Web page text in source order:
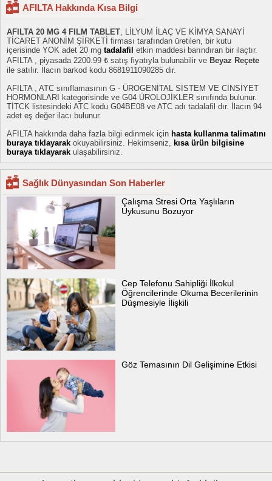
AFILTA Hakkında Kısa Bilgi
AFILTA 20 MG 4 FILM TABLET, LİLYUM İLAÇ VE KİMYA SANAYİ
TİCARET ANONİM ŞİRKETİ firması tarafından üretilen, bir kutu
içerisinde YOK adet 20 mg tadalafil etkin maddesi barındıran bir ilaçtır.
AFILTA , piyasada 2200.99 ₺ satış fiyatıyla bulunabilir ve Beyaz Reçete
ile satılır. İlacın barkod kodu 8681911090285 dir.
AFILTA , ATC sınıflamasının G - ÜROGENİTAL SİSTEM VE CİNSİYET
HORMONLARI kategorisinde ve G04 ÜROLOJİKLER sınıfında bulunur.
TİTCK listesindeki ATC kodu G04BE08 ve ATC adı tadalafil dır. İlacın 94
adet eş değer ilacı bulunur.
AFILTA hakkında daha fazla bilgi edinmek için hasta kullanma talimatını
buraya tıklayarak okuyabilirsiniz. Hekimseniz, kısa ürün bilgisine
buraya tıklayarak ulaşabilirsiniz.
Sağlık Dünyasından Son Haberler
Çalışma Stresi Orta Yaşlıların
Uykusunu Bozuyor
Cep Telefonu Sahipliği İlkokul
Öğrencilerinde Okuma Becerilerinin
Düşmesiyle İlişkili
Göz Temasının Dil Gelişimine Etkisi